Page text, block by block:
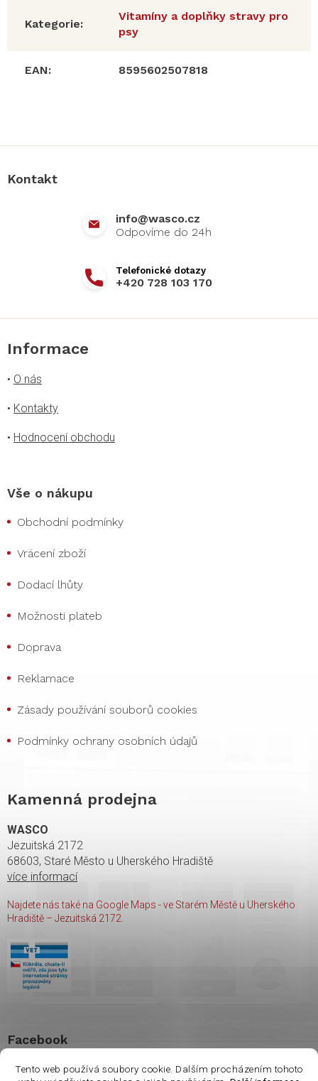
Tento web používá soubory cookie. Dalším procházením tohoto
Kategorie:
Vitamíny a doplňky stravy pro
psy
EAN: 8595602507818
Kontakt
info@wasco.cz
+420 728 103 170
Informace
• O nás
• Kontakty
• Hodnocení obchodu
Vše o nákupu
Obchodní podmínky
Vrácení zboží
Dodací lhůty
Možnosti plateb
Doprava
Reklamace
Zásady používání souborů cookies
Podmínky ochrany osobních údajů
Kamenná prodejna
WASCO
Jezuitská 2172
68603, Staré Město u Uherského Hradiště
více informací
Najdete nás také na Google Maps - ve Starém Městě u Uherského
Hradiště – Jezuitská 2172.
Facebook